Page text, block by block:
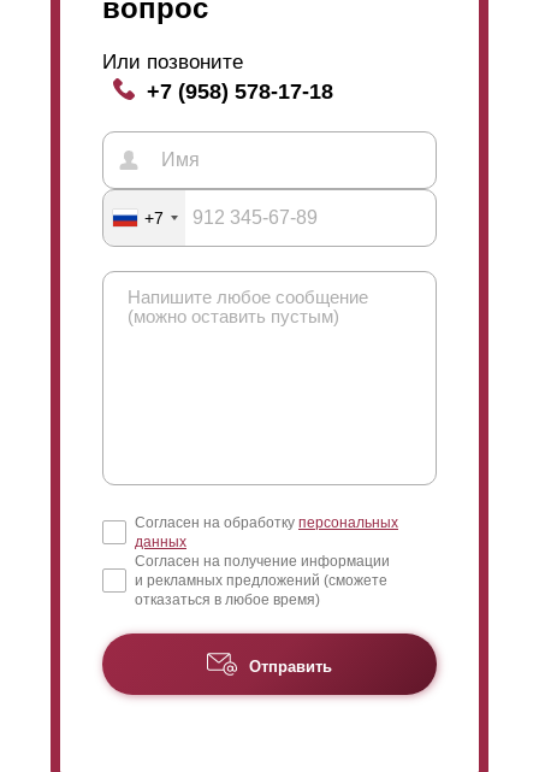
одностороннем варианте. Двухсторонний - это когда
ставят, например, между двух участков или в других
случаях, когда необходим презентабельный вид с
соответственно, имеет лицевую сторону (для улицы)
и изнаночную (для двора). Так можно сэкономить,
потому что стали на односторонний забор требуется
меньше (см. рисунок профиля).
вопрос
Или позвоните
+7 (958) 578-17-18
+7
Согласен на обработку персональных
данных
Согласен на получение информации
и рекламных предложений (сможете
отказаться в любое время)
Отправить